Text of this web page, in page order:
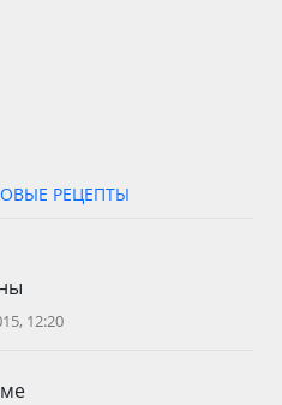
РЕЦЕПТЫ
12:20